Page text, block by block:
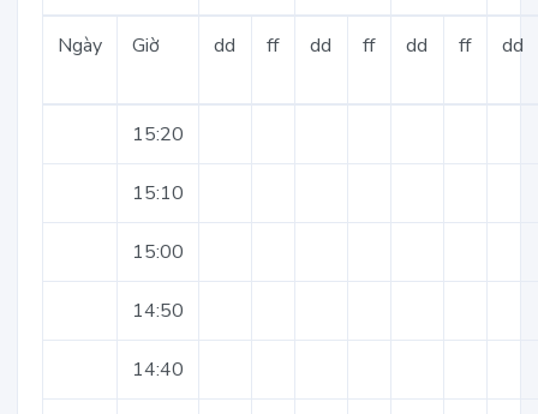
Ngày Giờ dd ff dd ff dd ff dd
15:20
15:10
15:00
14:50
14:40